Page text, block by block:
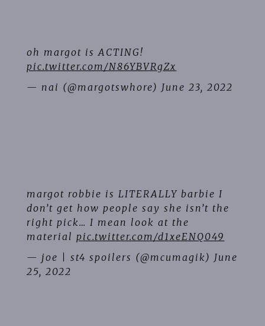
oh margot is ACTING!
pic.twitter.com/N86YBVRgZx
— nai (@margotswhore) June 23, 2022
margot robbie is LITERALLY barbie I
don’t get how people say she isn’t the
right pick… I mean look at the
materialpic.twitter.com/d1xeENQ049
— joe | st4 spoilers (@mcumagik) June
25, 2022